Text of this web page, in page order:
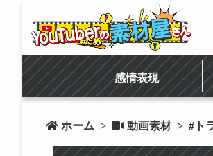
感情表現
 ホーム >  動画素材 > #ト